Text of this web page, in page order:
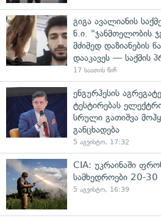
გიგა ავალიანის
ნ.ი. "ჯანმთელობის
მძიმედ დაზიანების
დააკავეს — საქმის
17 საათის წინ
ენგურჰესის
ტესტირებას
სრული გათიშვა
განცხადება
5 აგვისტო, 17:32
CIA: უკრაინაში
სამხედროები 20-
5 აგვისტო, 16:39